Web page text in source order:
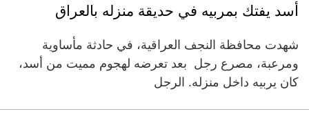
أسد يفتك بمربيه في حديقة منزله بالعراق
شهدت محافظة النجف العراقية، في حادثة مأساوية
ومرعبة، مصرع رجل بعد تعرضه لهجوم مميت من أسد،
كان يربيه داخل منزله. الرجل